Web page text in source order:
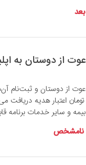
از دوستان و ثبت‌نام
موفق 50 هزار تومان اعتبار هدیه
و سایر خدمات برنامه
نامشخص